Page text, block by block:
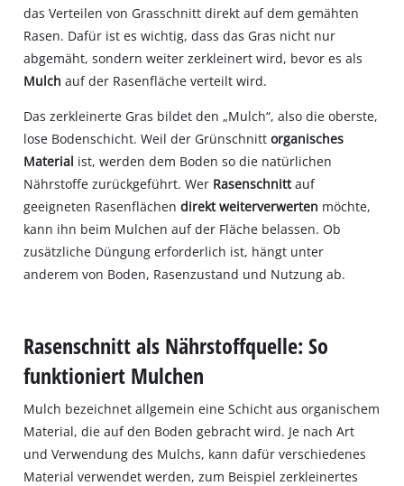
das Verteilen von Grasschnitt direkt auf dem gemähten
Rasen. Dafür ist es wichtig, dass das Gras nicht nur
abgemäht, sondern weiter zerkleinert wird, bevor es als
Mulch auf der Rasenfläche verteilt wird.
Das zerkleinerte Gras bildet den „Mulch“, also die oberste,
lose Bodenschicht. Weil der Grünschnittorganisches
Material ist, werden dem Boden so die natürlichen
Nährstoffe zurückgeführt. Wer Rasenschnittauf
geeigneten Rasenflächendirekt weiterverwerten möchte,
kann ihn beim Mulchen auf der Fläche belassen. Ob
zusätzliche Düngung erforderlich ist, hängt unter
anderem von Boden, Rasenzustand und Nutzung ab.
Rasenschnitt als Nährstoffquelle: So
funktioniert Mulchen
Mulch bezeichnet allgemein eine Schicht aus organischem
Material, die auf den Boden gebracht wird. Je nach Art
und Verwendung des Mulchs, kann dafür verschiedenes
Material verwendet werden, zum Beispiel zerkleinertes